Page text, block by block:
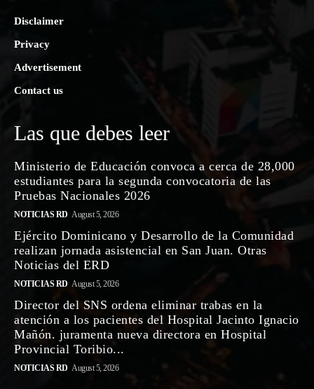
Disclaimer
Privacy
Advertisement
Contact us
Las que debes leer
Ministerio de Educación convoca a cerca de 28,000
estudiantes para la segunda convocatoria de las
Pruebas Nacionales 2026
NOTICIAS RD August 5, 2026
Ejército Dominicano y Desarrollo de la Comunidad
realizan jornada asistencial en San Juan. Otras
Noticias del ERD
NOTICIAS RD August 5, 2026
Director del SNS ordena eliminar trabas en la
atención a los pacientes del Hospital Jacinto Ignacio
Mañón. juramenta nueva directora en Hospital
Provincial Toribio...
NOTICIAS RD August 5, 2026